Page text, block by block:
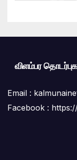
விளம்பர
Email :
Facebook :